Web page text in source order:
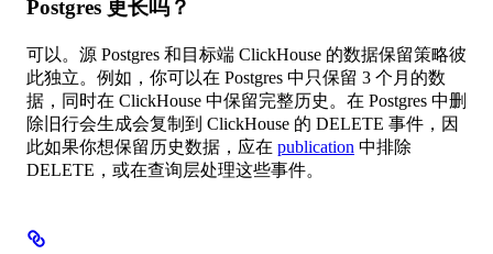
Postgres 更长吗？
可以。源 Postgres 和目标端 ClickHouse 的数据保留策略彼
此独立。例如，你可以在 Postgres 中只保留 3 个月的数
据，同时在 ClickHouse 中保留完整历史。在 Postgres 中删
除旧行会生成会复制到 ClickHouse 的 DELETE 事件，因
此如果你想保留历史数据，应在 publication 中排除
DELETE，或在查询层处理这些事件。